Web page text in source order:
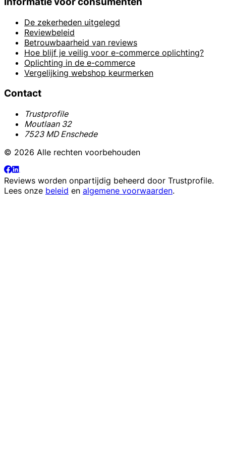
De zekerheden uitgelegd
Reviewbeleid
Betrouwbaarheid van reviews
Hoe blijf je veilig voor e-commerce oplichting?
Oplichting in de e-commerce
Vergelijking webshop keurmerken
Contact
Trustprofile
Moutlaan 32
7523 MD Enschede
© 2026 Alle rechten voorbehouden
Reviews worden onpartijdig beheerd door Trustprofile.
Lees onze beleid en algemene voorwaarden.